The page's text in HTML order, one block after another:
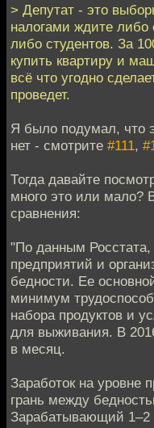
> Депутат - это
налогами ждите либо
либо студентов. За
купить квартиру и
всё что угодно
проведет.
Я было подумал, что
нет - смотрите #111,
Тогда давайте
много это или мало?
сравнения:
"По данным
предприятий и
бедности. Ее
минимум
набора продуктов и
для выживания. В
в месяц.
Заработок на уровне
грань между
Зарабатывающий